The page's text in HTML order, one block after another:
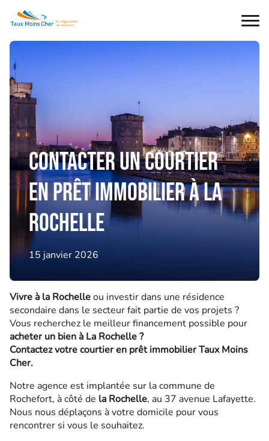
Contacter un courtier
en prêt immobilier à la
Rochelle
15 janvier 2026
Vivre à la Rochelleou investir dans une résidence
secondaire dans le secteur fait partie de vos projets ?
Vous recherchez le meilleur financement possible pour
acheter un bien à La Rochelle ?
Contactez votre courtier en prêt immobilier Taux Moins
Cher.
Notre agence est implantée sur la commune de
Rochefort, à côté de la Rochelle, au 37 avenue Lafayette.
Nous nous déplaçons à votre domicile pour vous
rencontrer si vous le souhaitez.